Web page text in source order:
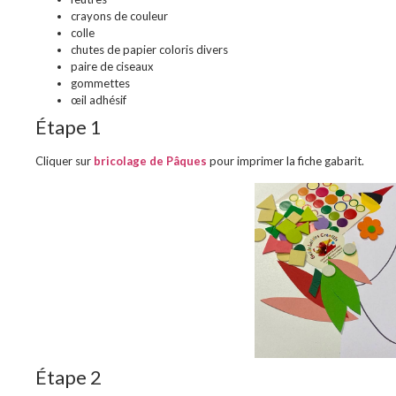
crayons de couleur
colle
chutes de papier coloris divers
paire de ciseaux
gommettes
œil adhésif
Étape 1
Cliquer sur bricolage de Pâques pour imprimer la fiche gabarit.
Étape 2